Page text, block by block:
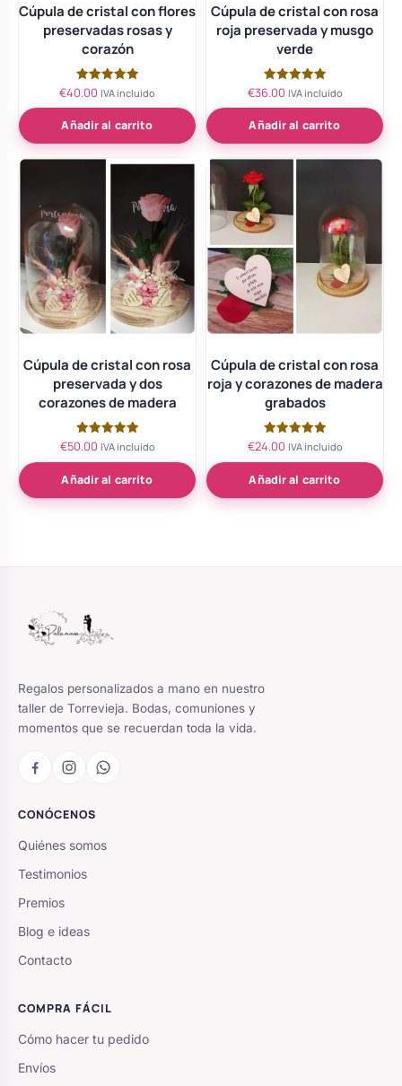
Cúpula de cristal con flores
preservadas rosas y
corazón
Valorado
de 5
€40.00 IVA incluido
Añadir al carrito
Cúpula de cristal con rosa
roja preservada y musgo
verde
Valorado
de 5
€36.00 IVA incluido
Añadir al carrito
Cúpula de cristal con rosa
preservada y dos
corazones de madera
Valorado
5.00
de 5
€50.00 IVA incluido
Añadir al carrito
Cúpula de cristal con rosa
roja y corazones de madera
grabados
Valorado
5.00
de 5
€24.00 IVA incluido
Añadir al carrito
Regalos personalizados a mano en nuestro
taller de Torrevieja. Bodas, comuniones y
momentos que se recuerdan toda la vida.
CONÓCENOS
Quiénes somos
Testimonios
Premios
Blog e ideas
Contacto
COMPRA FÁCIL
Cómo hacer tu pedido
Envíos